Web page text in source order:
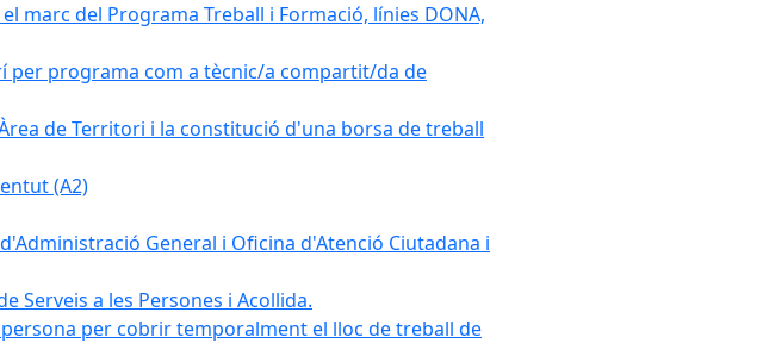
marc del Programa Treball i Formació, línies DONA,
per programa com a tècnic/a compartit/da de
de Territori i la constitució d'una borsa de treball
(A2)
General i Oficina d'Atenció Ciutadana i
Serveis a les Persones i Acollida.
per cobrir temporalment el lloc de treball de